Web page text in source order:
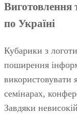
Виготовлення
по Україні
Кубарики з
поширення
використовувати
семінарах,
Завдяки